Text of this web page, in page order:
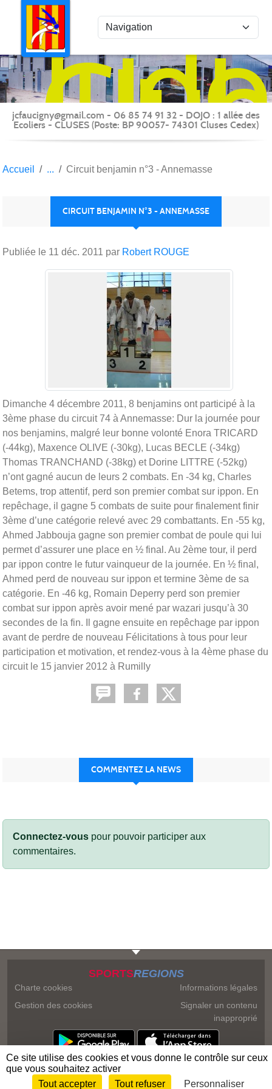
Judo
du
-
jcfaucigny@gmail.com - 06 85 74 91 32 - DOJO : 1 allée des
Ecoliers - CLUSES (Poste: BP 90057- 74301 Cluses Cedex)
Accueil Circuit benjamin n°3 - Annemasse
CIRCUIT BENJAMIN N°3 - ANNEMASSE
Publiée le 11 déc. 2011 par Robert ROUGE
Dimanche 4 décembre 2011, 8 benjamins ont participé à la
3ème phase du circuit 74 à Annemasse: Dur la journée pour
nos benjamins, malgré leur bonne volonté Enora TRICARD
(-44kg), Maxence OLIVE (-30kg), Lucas BECLE (-34kg)
Thomas TRANCHAND (-38kg) et Dorine LITTRE (-52kg)
n’ont gagné aucun de leurs 2 combats. En -34 kg, Charles
Betems, trop attentif, perd son premier combat sur ippon. En
repêchage, il gagne 5 combats de suite pour finalement finir
3ème d’une catégorie relevé avec 29 combattants. En -55 kg,
Ahmed Jabbouja gagne son premier combat de poule qui lui
permet d’assurer une place en ½ final. Au 2ème tour, il perd
par ippon contre le futur vainqueur de la journée. En ½ final,
Ahmed perd de nouveau sur ippon et termine 3ème de sa
catégorie. En -46 kg, Romain Deperry perd son premier
combat sur ippon après avoir mené par wazari jusqu’à 30
secondes de la fin. Il gagne ensuite en repêchage par ippon
avant de perdre de nouveau Félicitations à tous pour leur
participation et motivation, et rendez-vous à la 4ème phase du
circuit le 15 janvier 2012 à Rumilly
COMMENTEZ LA NEWS
Connectez-vous pour pouvoir participer aux
commentaires.
SPORTSREGIONS
Charte cookies
Gestion des cookies
Informations légales
Signaler un contenu
inapproprié
Envie de participer ? Connexion
Panneau de gestion des cookies
Ce site utilise des cookies et vous donne le contrôle sur ceux
que vous souhaitez activer
Tout accepter
Tout refuser Personnaliser